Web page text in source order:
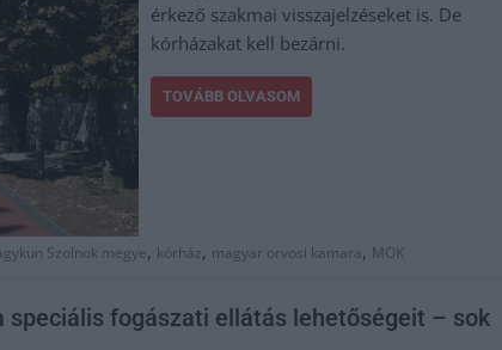
érkező szakmai visszajelzéseket is. De
kórházakat kell bezárni.
TOVÁBB OLVASOM
Szolnok megye, kórház, magyar orvosi kamara, MOK
fogászati ellátás lehetőségeit – sok